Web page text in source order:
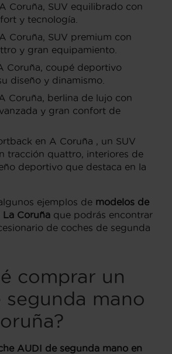
Coruña, SUV equilibrado con
y tecnología.
Coruña, SUV premium con
y gran equipamiento.
Coruña, coupé deportivo
diseño y dinamismo.
Coruña, berlina de lujo con
y gran confort de
en A Coruña , un SUV
tracción quattro, interiores de
deportivo que destaca en la
ejemplos de modelos de
Coruña que podrás encontrar
de coches de segunda
comprar un
segunda mano
AUDI de segunda mano en